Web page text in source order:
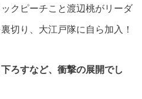
クピーチこと渡辺桃がリーダ
切り、大江戸隊に自ら加入！
ろすなど、衝撃の展開でし